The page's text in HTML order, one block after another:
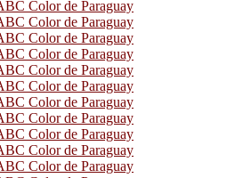
Color de Paraguay
Color de Paraguay
Color de Paraguay
Color de Paraguay
Color de Paraguay
Color de Paraguay
Color de Paraguay
Color de Paraguay
Color de Paraguay
Color de Paraguay
Color de Paraguay